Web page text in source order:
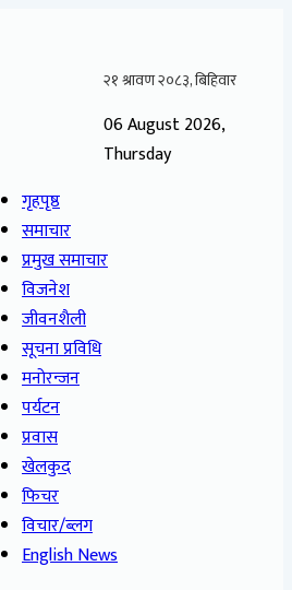
06 August 2026,
Thursday
गृहपृष्ठ
समाचार
प्रमुख समाचार
विजनेश
जीवनशैली
सूचना प्रविधि
मनोरन्जन
पर्यटन
प्रवास
खेलकुद
फिचर
विचार/ब्लग
English News